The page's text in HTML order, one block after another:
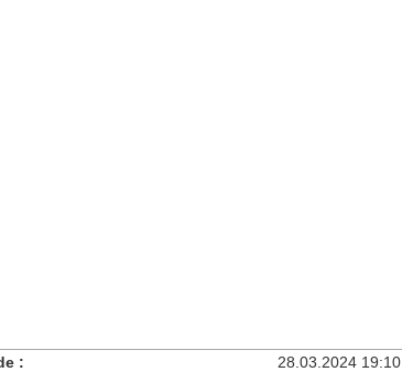
:
28.03.2024 19:10